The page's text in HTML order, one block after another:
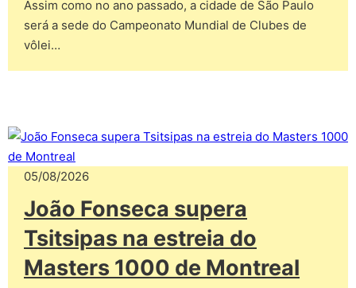
Assim como no ano passado, a cidade de São Paulo
será a sede do Campeonato Mundial de Clubes de
vôlei…
05/08/2026
João Fonseca supera
Tsitsipas na estreia do
Masters 1000 de Montreal